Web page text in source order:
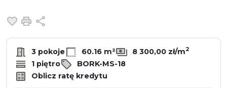
Dodaj do ulubionych
Drukuj
3 pokoje 60.16 m² 8 300,00 zł/m2
1 piętro
BORK-MS-18
Oblicz ratę kredytu